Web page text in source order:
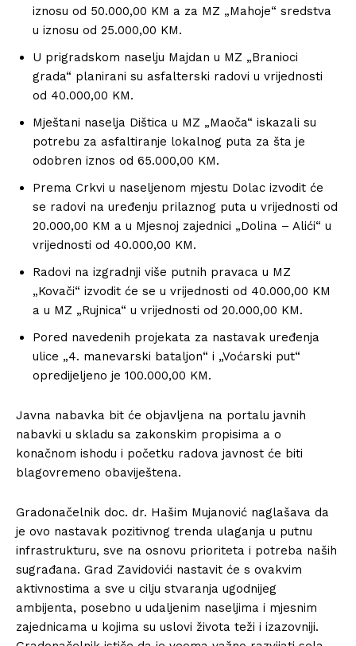
iznosu od 50.000,00 KM a za MZ „Mahoje“ sredstva
u iznosu od 25.000,00 KM.
U prigradskom naselju Majdan u MZ „Branioci
grada“ planirani su asfalterski radovi u vrijednosti
od 40.000,00 KM.
Mještani naselja Dištica u MZ „Maoča“ iskazali su
potrebu za asfaltiranje lokalnog puta za šta je
odobren iznos od 65.000,00 KM.
Prema Crkvi u naseljenom mjestu Dolac izvodit će
se radovi na uređenju prilaznog puta u vrijednosti od
20.000,00 KM a u Mjesnoj zajednici „Dolina – Alići“ u
vrijednosti od 40.000,00 KM.
Radovi na izgradnji više putnih pravaca u MZ
„Kovači“ izvodit će se u vrijednosti od 40.000,00 KM
a u MZ „Rujnica“ u vrijednosti od 20.000,00 KM.
Pored navedenih projekata za nastavak uređenja
ulice „4. manevarski bataljon“ i „Voćarski put“
opredijeljeno je 100.000,00 KM.
Javna nabavka bit će objavljena na portalu javnih
nabavki u skladu sa zakonskim propisima a o
konačnom ishodu i početku radova javnost će biti
blagovremeno obaviještena.
Gradonačelnik doc. dr. Hašim Mujanović naglašava da
je ovo nastavak pozitivnog trenda ulaganja u putnu
infrastrukturu, sve na osnovu prioriteta i potreba naših
sugrađana. Grad Zavidovići nastavit će s ovakvim
aktivnostima a sve u cilju stvaranja ugodnijeg
ambijenta, posebno u udaljenim naseljima i mjesnim
zajednicama u kojima su uslovi života teži i izazovniji.